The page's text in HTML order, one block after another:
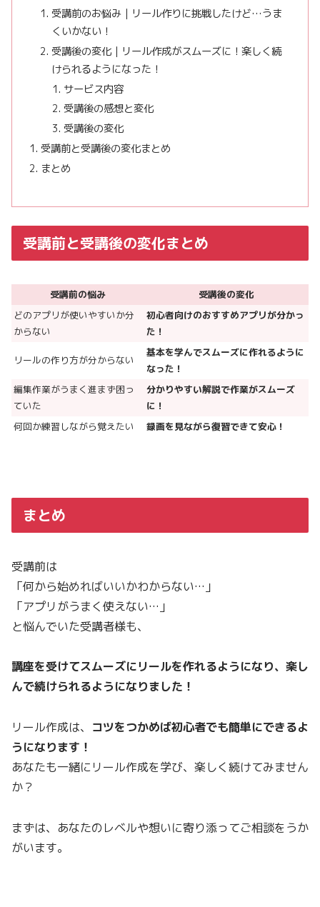
受講前のお悩み｜リール作りに挑戦したけど…うま
くいかない！
受講後の変化｜リール作成がスムーズに！楽しく続
けられるようになった！
サービス内容
受講後の感想と変化
受講後の変化
受講前と受講後の変化まとめ
まとめ
受講前と受講後の変化まとめ
受講前の悩み
受講後の変化
どのアプリが使いやすいか分
からない
初心者向けのおすすめアプリが分かっ
た！
リールの作り方が分からない
基本を学んでスムーズに作れるように
なった！
編集作業がうまく進まず困っ
ていた
分かりやすい解説で作業がスムーズ
に！
何回か練習しながら覚えたい
録画を見ながら復習できて安心！
まとめ
受講前は
「何から始めればいいかわからない…」
「アプリがうまく使えない…」
と悩んでいた受講者様も、
講座を受けてスムーズにリールを作れるようになり、楽し
んで続けられるようになりました！
リール作成は、 コツをつかめば初心者でも簡単にできるよ
うになります！
あなたも一緒にリール作成を学び、楽しく続けてみません
か？
まずは、あなたのレベルや想いに寄り添ってご相談をうか
がいます。